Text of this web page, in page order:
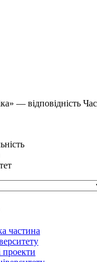
— відповідність
частина
проекти